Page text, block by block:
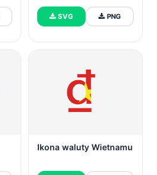
SVG PNG
Ikona waluty Wietnamu